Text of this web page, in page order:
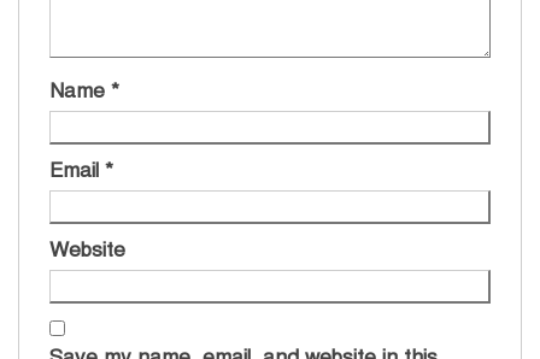
Name *
Email *
Website